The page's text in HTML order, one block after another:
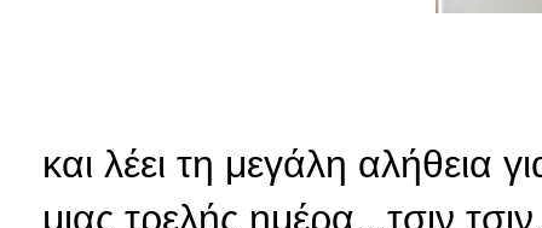
και λέει τη μεγάλη αλήθεια
μιας τρελής ημέρα...τσιν